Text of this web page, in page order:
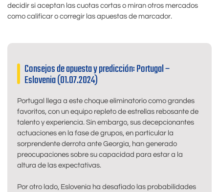
decidir si aceptan las cuotas cortas o miran otros mercados
como calificar o corregir las apuestas de marcador.
Consejos de apuesta y predicción: Portugal –
Eslovenia (01.07.2024)
Portugal llega a este choque eliminatorio como grandes
favoritos, con un equipo repleto de estrellas rebosante de
talento y experiencia. Sin embargo, sus decepcionantes
actuaciones en la fase de grupos, en particular la
sorprendente derrota ante Georgia, han generado
preocupaciones sobre su capacidad para estar a la
altura de las expectativas.
Por otro lado, Eslovenia ha desafiado las probabilidades